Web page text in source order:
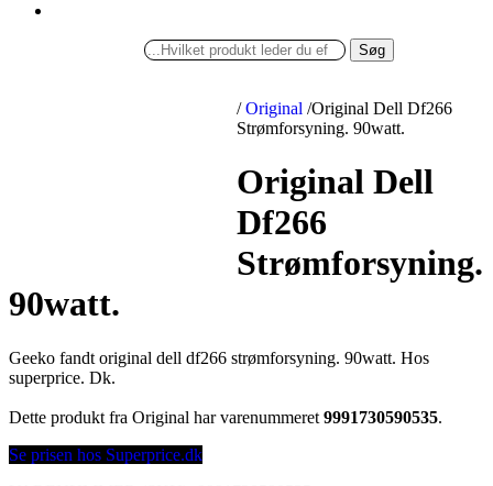
Søg
/ Original /Original Dell Df266
Strømforsyning. 90watt.
Original Dell
Df266
Strømforsyning.
90watt.
Geeko fandt original dell df266 strømforsyning. 90watt. Hos
superprice. Dk.
Dette produkt fra Original har varenummeret 9991730590535.
Se prisen hos Superprice.dk